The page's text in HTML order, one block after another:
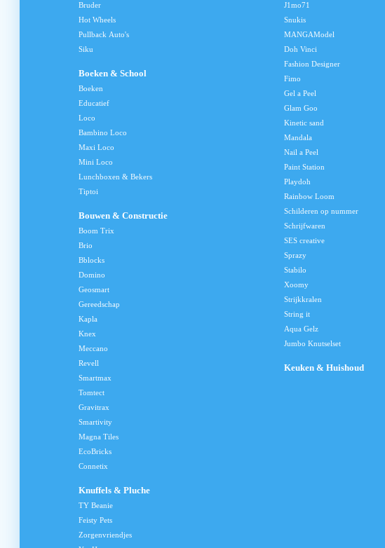
Bruder
Hot Wheels
Pullback Auto's
Siku
Boeken & School
Boeken
Educatief
Loco
Bambino Loco
Maxi Loco
Mini Loco
Lunchboxen & Bekers
Tiptoi
Bouwen & Constructie
Boom Trix
Brio
Bblocks
Domino
Geosmart
Gereedschap
Kapla
Knex
Meccano
Revell
Smartmax
Tomtect
Gravitrax
Smartivity
Magna Tiles
EcoBricks
Connetix
Knuffels & Pluche
TY Beanie
Feisty Pets
Zorgenvriendjes
J1mo71
Snukis
MANGAModel
Doh Vinci
Fashion Designer
Fimo
Gel a Peel
Glam Goo
Kinetic sand
Mandala
Nail a Peel
Paint Station
Playdoh
Rainbow Loom
Schilderen op nummer
Schrijfwaren
SES creative
Sprazy
Stabilo
Xoomy
Strijkkralen
String it
Aqua Gelz
Jumbo Knutselset
Keuken & Huishoud